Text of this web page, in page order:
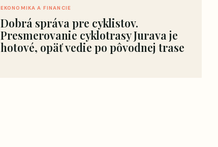
EKONOMIKA A FINANCIE
Dobrá správa pre cyklistov.
Presmerovanie cyklotrasy Jurava je
hotové, opäť vedie po pôvodnej trase